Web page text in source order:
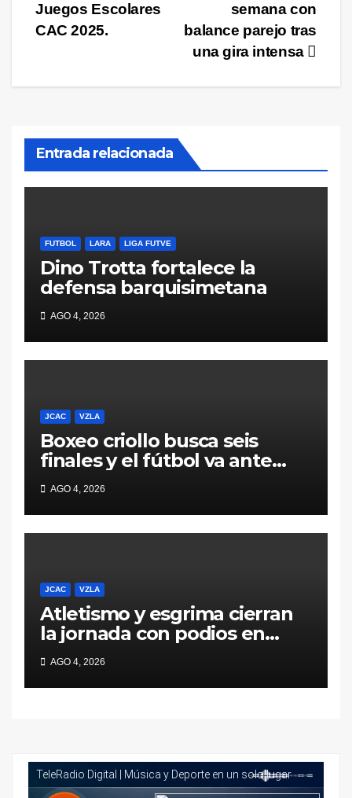
entradas
semana con
balance parejo tras
una gira intensa
Juegos Escolares
CAC 2025.
Entrada relacionada
FUTBOL LARA LIGA FUTVE
Dino Trotta fortalece la
defensa barquisimetana
AGO 4, 2026
JCAC VZLA
Boxeo criollo busca seis
finales y el fútbol va ante
Colombia este miércoles en
semis
AGO 4, 2026
JCAC VZLA
Atletismo y esgrima cierran
la jornada con podios en
Santo Domingo 2026
AGO 4, 2026